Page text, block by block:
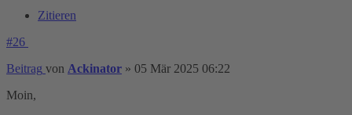
Zitieren
#26
Beitrag von Ackinator » 05 Mär 2025 06:22
Moin,